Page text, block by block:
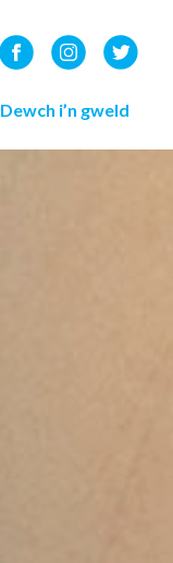
Dewch i’n gweld